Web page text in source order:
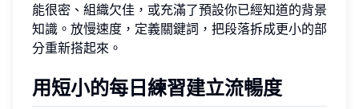
能很密、組織欠佳，或充滿了預設你已經知道的背景
知識。放慢速度，定義關鍵詞，把段落拆成更小的部
分重新搭起來。
用短小的每日練習建立流暢度